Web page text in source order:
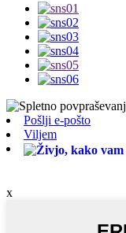
Pošlji e-pošto
Viljem
x